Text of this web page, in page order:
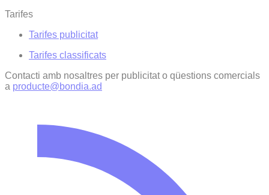
Tarifes
Tarifes publicitat
Tarifes classificats
Contacti amb nosaltres per publicitat o qüestions comercials
a producte@bondia.ad